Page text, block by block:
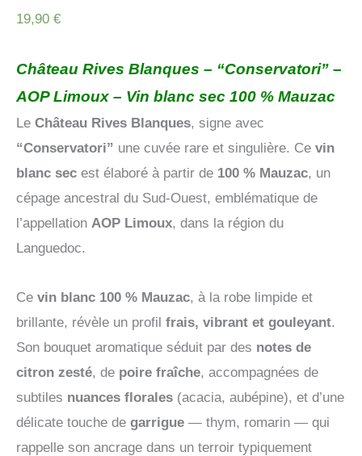
19,90 €
Château Rives Blanques – “Conservatori” –
AOP Limoux – Vin blanc sec 100 % Mauzac
Le Château Rives Blanques, signe avec
“Conservatori” une cuvée rare et singulière. Ce vin
blanc sec est élaboré à partir de 100 % Mauzac, un
cépage ancestral du Sud-Ouest, emblématique de
l’appellation AOP Limoux, dans la région du
Languedoc.
Ce vin blanc 100 % Mauzac, à la robe limpide et
brillante, révèle un profil frais, vibrant et gouleyant.
Son bouquet aromatique séduit par des notes de
citron zesté, de poire fraîche, accompagnées de
subtiles nuances florales (acacia, aubépine), et d’une
délicate touche de garrigue — thym, romarin — qui
rappelle son ancrage dans un terroir typiquement